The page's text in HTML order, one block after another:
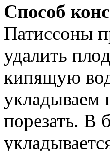
Способ
Патиссоны
удалить
кипящую
укладываем
порезать. В